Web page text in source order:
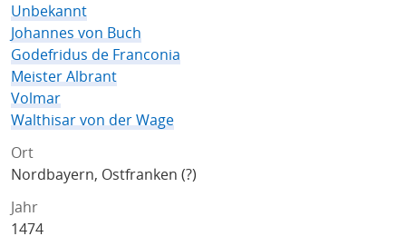
Unbekannt
Johannes von Buch
Godefridus de Franconia
Meister Albrant
Volmar
Walthisar von der Wage
Ort
Nordbayern, Ostfranken (?)
Jahr
1474